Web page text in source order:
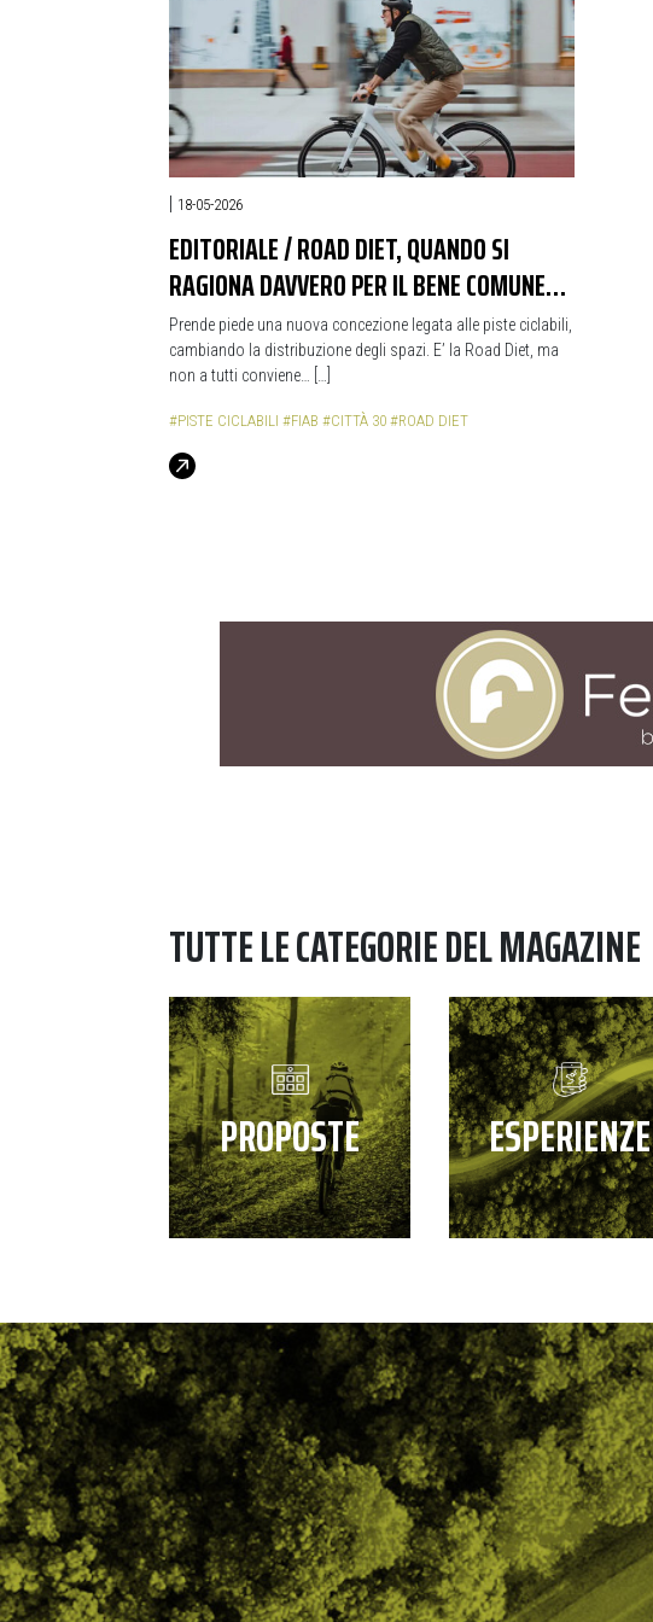
| 18-05-2026
EDITORIALE / ROAD DIET, QUANDO SI
RAGIONA DAVVERO PER IL BENE COMUNE…
Prende piede una nuova concezione legata alle piste ciclabili,
cambiando la distribuzione degli spazi. E’ la Road Diet, ma
non a tutti conviene… […]
#PISTE CICLABILI #FIAB #CITTÀ 30 #ROAD DIET
TUTTE LE CATEGORIE DEL MAGAZINE
PROPOSTE ESPERIENZE